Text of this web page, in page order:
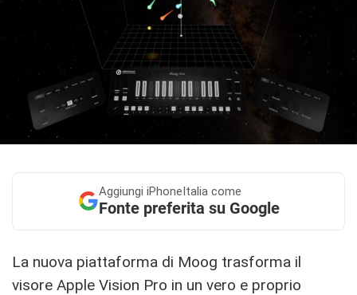
Aggiungi iPhoneItalia come
Fonte preferita su Google
La nuova piattaforma di Moog trasforma il
visore Apple Vision Pro in un vero e proprio